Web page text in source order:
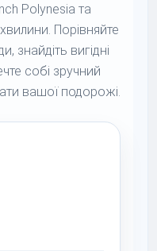
Polynesia та
Порівняйте
знайдіть вигідні
собі зручний
вашої подорожі.